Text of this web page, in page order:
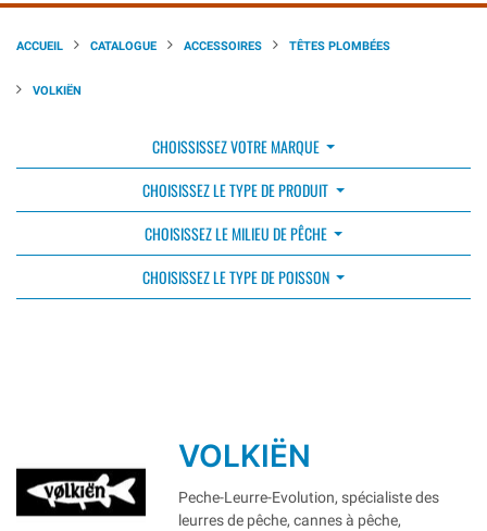
ACCUEIL CATALOGUE ACCESSOIRES TÊTES PLOMBÉES
VOLKIËN
CHOISSISSEZ VOTRE MARQUE
CHOISISSEZ LE TYPE DE PRODUIT
CHOISISSEZ LE MILIEU DE PÊCHE
CHOISISSEZ LE TYPE DE POISSON
VOLKIËN
Peche-Leurre-Evolution, spécialiste des
leurres de pêche, cannes à pêche,